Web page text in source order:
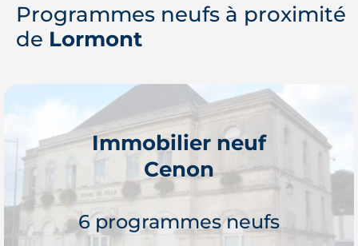
Programmes neufs à proximité
de Lormont
Immobilier neuf
Cenon
6 programmes neufs